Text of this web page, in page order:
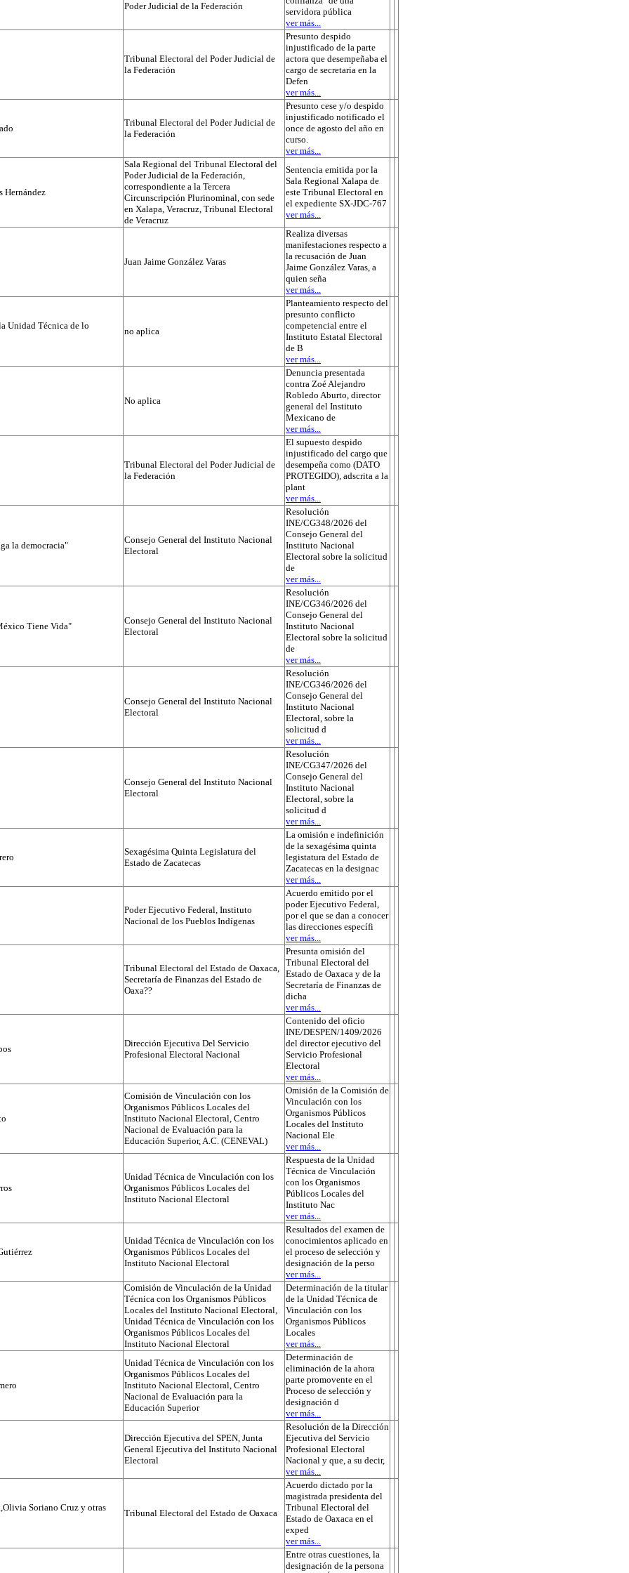
Poder Judicial de la Federación
servidora pública
ver más...
Tribunal Electoral del Poder Judicial de
la Federación
Presunto despido
injustificado de la parte
actora que desempeñaba el
cargo de secretaria en la
Defen
ver más...
Tribunal Electoral del Poder Judicial de
la Federación
Presunto cese y/o despido
injustificado notificado el
once de agosto del año en
curso.
ver más...
Hernández
Sala Regional del Tribunal Electoral del
Poder Judicial de la Federación,
correspondiente a la Tercera
Circunscripción Plurinominal, con sede
en Xalapa, Veracruz, Tribunal Electoral
de Veracruz
Sentencia emitida por la
Sala Regional Xalapa de
este Tribunal Electoral en
el expediente SX-JDC-767
ver más...
Juan Jaime González Varas
Realiza diversas
manifestaciones respecto a
la recusación de Juan
Jaime González Varas, a
quien seña
ver más...
Unidad Técnica de lo
no aplica
Planteamiento respecto del
presunto conflicto
competencial entre el
Instituto Estatal Electoral
de B
ver más...
No aplica
Denuncia presentada
contra Zoé Alejandro
Robledo Aburto, director
general del Instituto
Mexicano de
ver más...
Tribunal Electoral del Poder Judicial de
la Federación
El supuesto despido
injustificado del cargo que
desempeña como (DATO
PROTEGIDO), adscrita a la
plant
ver más...
la democracia"
Consejo General del Instituto Nacional
Electoral
Resolución
INE/CG348/2026 del
Consejo General del
Instituto Nacional
Electoral sobre la solicitud
de
ver más...
Tiene Vida"
Consejo General del Instituto Nacional
Electoral
Resolución
INE/CG346/2026 del
Consejo General del
Instituto Nacional
Electoral sobre la solicitud
de
ver más...
Consejo General del Instituto Nacional
Electoral
Resolución
INE/CG346/2026 del
Consejo General del
Instituto Nacional
Electoral, sobre la
solicitud d
ver más...
Consejo General del Instituto Nacional
Electoral
Resolución
INE/CG347/2026 del
Consejo General del
Instituto Nacional
Electoral, sobre la
solicitud d
ver más...
Sexagésima Quinta Legislatura del
Estado de Zacatecas
La omisión e indefinición
de la sexagésima quinta
legistatura del Estado de
Zacatecas en la designac
ver más...
Poder Ejecutivo Federal, Instituto
Nacional de los Pueblos Indígenas
Acuerdo emitido por el
poder Ejecutivo Federal,
por el que se dan a conocer
las direcciones específi
ver más...
Tribunal Electoral del Estado de Oaxaca,
Secretaría de Finanzas del Estado de
Oaxa??
Presunta omisión del
Tribunal Electoral del
Estado de Oaxaca y de la
Secretaría de Finanzas de
dicha
ver más...
Dirección Ejecutiva Del Servicio
Profesional Electoral Nacional
Contenido del oficio
INE/DESPEN/1409/2026
del director ejecutivo del
Servicio Profesional
Electoral
ver más...
Comisión de Vinculación con los
Organismos Públicos Locales del
Instituto Nacional Electoral, Centro
Nacional de Evaluación para la
Educación Superior, A.C. (CENEVAL)
Omisión de la Comisión de
Vinculación con los
Organismos Públicos
Locales del Instituto
Nacional Ele
ver más...
Unidad Técnica de Vinculación con los
Organismos Públicos Locales del
Instituto Nacional Electoral
Respuesta de la Unidad
Técnica de Vinculación
con los Organismos
Públicos Locales del
Instituto Nac
ver más...
Unidad Técnica de Vinculación con los
Organismos Públicos Locales del
Instituto Nacional Electoral
Resultados del examen de
conocimientos aplicado en
el proceso de selección y
designación de la perso
ver más...
Comisión de Vinculación de la Unidad
Técnica con los Organismos Públicos
Locales del Instituto Nacional Electoral,
Unidad Técnica de Vinculación con los
Organismos Públicos Locales del
Instituto Nacional Electoral
Determinación de la titular
de la Unidad Técnica de
Vinculación con los
Organismos Públicos
Locales
ver más...
Unidad Técnica de Vinculación con los
Organismos Públicos Locales del
Instituto Nacional Electoral, Centro
Nacional de Evaluación para la
Educación Superior
Determinación de
eliminación de la ahora
parte promovente en el
Proceso de selección y
designación d
ver más...
Dirección Ejecutiva del SPEN, Junta
General Ejecutiva del Instituto Nacional
Electoral
Resolución de la Dirección
Ejecutiva del Servicio
Profesional Electoral
Nacional y que, a su decir,
ver más...
Soriano Cruz y otras
Tribunal Electoral del Estado de Oaxaca
Acuerdo dictado por la
magistrada presidenta del
Tribunal Electoral del
Estado de Oaxaca en el
exped
ver más...
Entre otras cuestiones, la
designación de la persona